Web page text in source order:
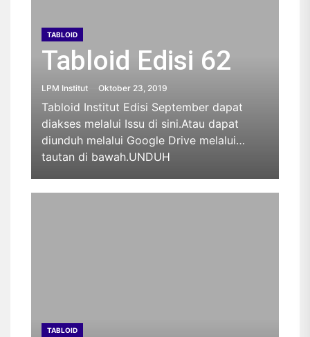
TABLOID
Tabloid Edisi 62
LPM Institut Oktober 23, 2019
Tabloid Institut Edisi September dapat
diakses melalui Issu di sini.Atau dapat
diunduh melalui Google Drive melalui
tautan di bawah.UNDUH
TABLOID